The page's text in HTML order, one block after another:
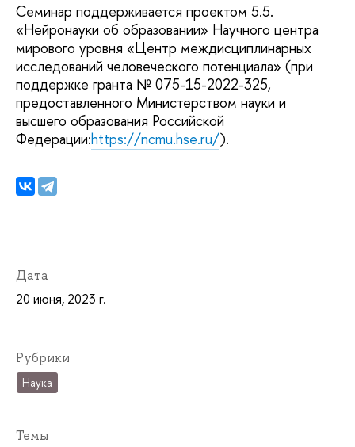
Семинар поддерживается проектом 5.5.
«Нейронауки об образовании» Научного центра
мирового уровня «Центр междисциплинарных
исследований человеческого потенциала» (при
поддержке гранта № 075-15-2022-325,
предоставленного Министерством науки и
высшего образования Российской
Федерации:https://ncmu.hse.ru/).
Дата
20 июня, 2023 г.
Рубрики
Наука
Темы